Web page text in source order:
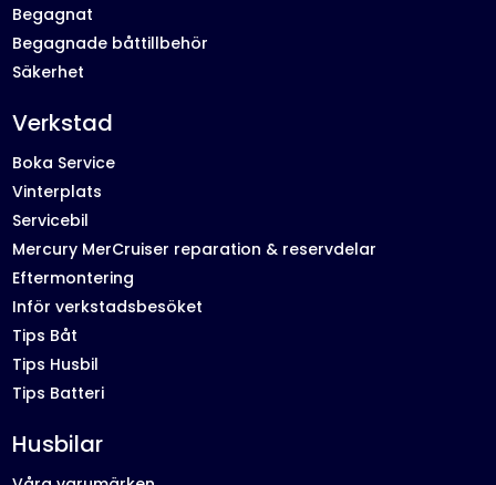
Begagnat
Begagnade båttillbehör
Säkerhet
Verkstad
Boka Service
Vinterplats
Servicebil
Mercury MerCruiser reparation & reservdelar
Eftermontering
Inför verkstadsbesöket
Tips Båt
Tips Husbil
Tips Batteri
Husbilar